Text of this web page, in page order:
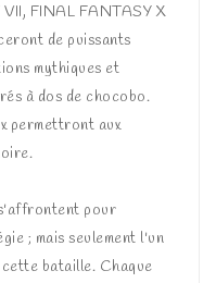
FINAL FANTASY X
de puissants
mythiques et
à dos de chocobo.
permettront aux
pour
; mais seulement l'un
bataille. Chaque